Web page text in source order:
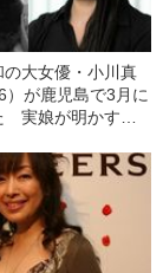
の大女優・小川真
）が鹿児島で3月に
実娘が明かす